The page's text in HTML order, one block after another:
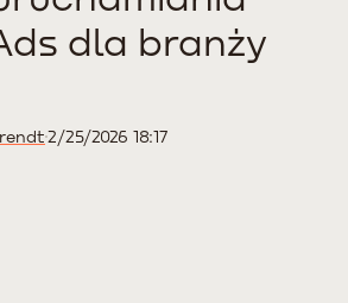
dla branży
2/25/2026 18:17